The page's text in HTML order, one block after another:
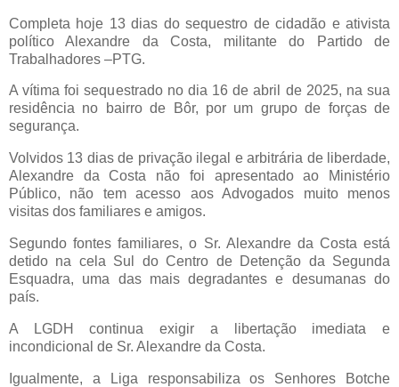
Completa hoje 13 dias do sequestro de cidadão e ativista
político Alexandre da Costa, militante do Partido de
Trabalhadores –PTG.
A vítima foi sequestrado no dia 16 de abril de 2025, na sua
residência no bairro de Bôr, por um grupo de forças de
segurança.
Volvidos 13 dias de privação ilegal e arbitrária de liberdade,
Alexandre da Costa não foi apresentado ao Ministério
Público, não tem acesso aos Advogados muito menos
visitas dos familiares e amigos.
Segundo fontes familiares, o Sr. Alexandre da Costa está
detido na cela Sul do Centro de Detenção da Segunda
Esquadra, uma das mais degradantes e desumanas do
país.
A LGDH continua exigir a libertação imediata e
incondicional de Sr. Alexandre da Costa.
Igualmente, a Liga responsabiliza os Senhores Botche